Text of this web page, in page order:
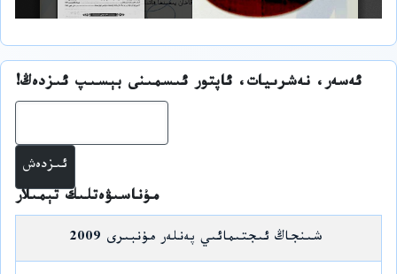
ئەسەر، نەشرىيات، ئاپتور ئىسمىنى بېسىپ ئىزدەڭ!
مۇناسىۋەتلىك تېمىلار
شىنجاڭ ئىجتىمائىي پەنلەر مۇنبىرى 2009